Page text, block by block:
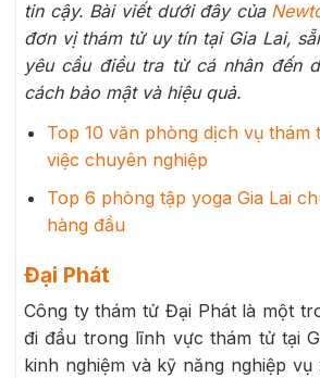
tin cậy. Bài viết dưới đây của
đơn vị thám tử uy tín tại Gia Lai,
yêu cầu điều tra từ cá nhân đến
cách bảo mật và hiệu quả.
Top 10 văn phòng dịch vụ thám
việc chuyên nghiệp
Top 6 phòng tập yoga Gia Lai
hàng đầu
Đại Phát
Công ty thám tử Đại Phát là một
đi đầu trong lĩnh vực thám tử tại
kinh nghiệm và kỹ năng nghiệp